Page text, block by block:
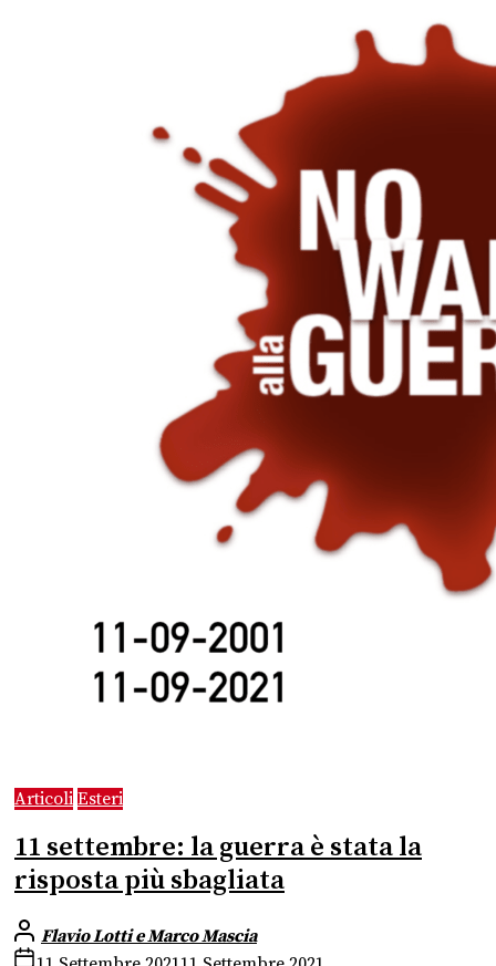
Articoli Esteri
11 settembre: la guerra è stata la
risposta più sbagliata
Flavio Lotti e Marco Mascia